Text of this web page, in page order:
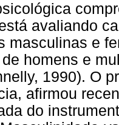
avaliando
masculinas e
homens e
1990). O
afirmou
do